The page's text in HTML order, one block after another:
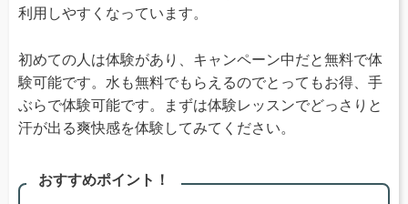
利用しやすくなっています。
初めての人は体験があり、キャンペーン中だと無料で体
験可能です。水も無料でもらえるのでとってもお得、手
ぶらで体験可能です。まずは体験レッスンでどっさりと
汗が出る爽快感を体験してみてください。
おすすめポイント！